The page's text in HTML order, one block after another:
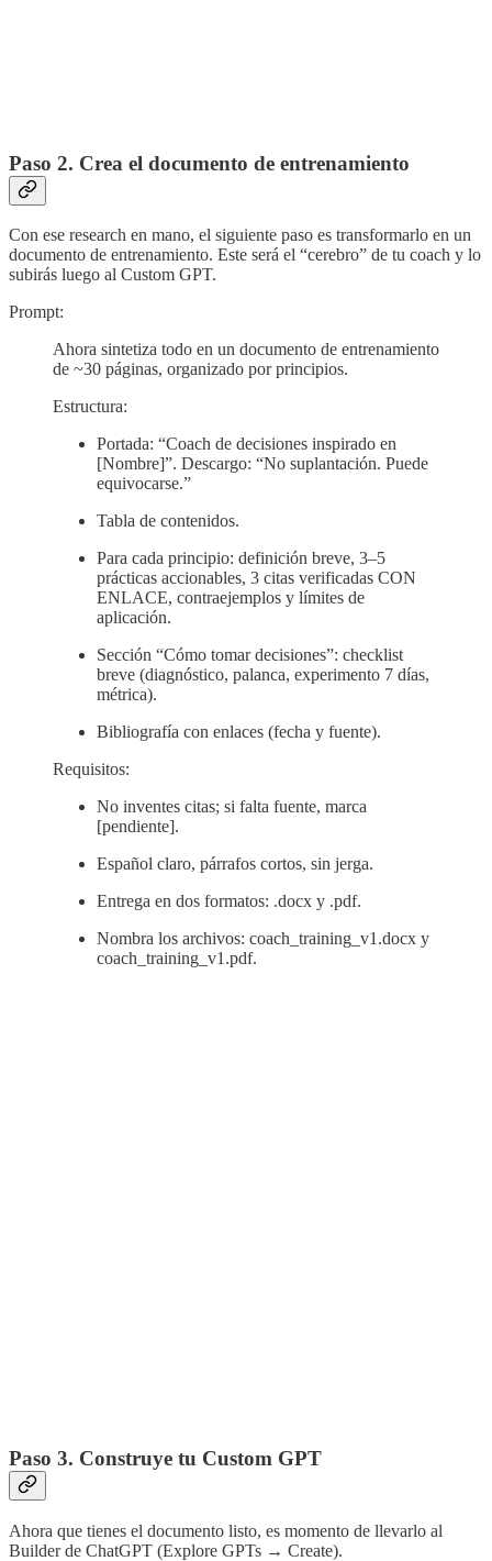
Paso 2. Crea el documento de entrenamiento
Con ese research en mano, el siguiente paso es transformarlo en un
documento de entrenamiento. Este será el “cerebro” de tu coach y lo
subirás luego al Custom GPT.
Prompt:
Ahora sintetiza todo en un documento de entrenamiento
de ~30 páginas, organizado por principios.
Estructura:
Portada: “Coach de decisiones inspirado en
[Nombre]”. Descargo: “No suplantación. Puede
equivocarse.”
Tabla de contenidos.
Para cada principio: definición breve, 3–5
prácticas accionables, 3 citas verificadas CON
ENLACE, contraejemplos y límites de
aplicación.
Sección “Cómo tomar decisiones”: checklist
breve (diagnóstico, palanca, experimento 7 días,
métrica).
Bibliografía con enlaces (fecha y fuente).
Requisitos:
No inventes citas; si falta fuente, marca
[pendiente].
Español claro, párrafos cortos, sin jerga.
Entrega en dos formatos: .docx y .pdf.
Nombra los archivos: coach_training_v1.docx y
coach_training_v1.pdf.
Paso 3. Construye tu Custom GPT
Ahora que tienes el documento listo, es momento de llevarlo al
Builder de ChatGPT (Explore GPTs → Create).